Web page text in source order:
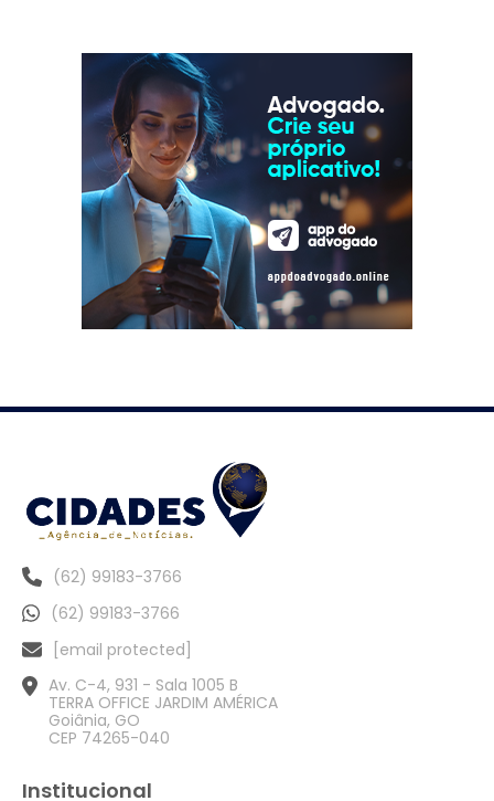
(62) 99183-3766
(62) 99183-3766
[email protected]
Av. C-4, 931 - Sala 1005 B
TERRA OFFICE JARDIM AMÉRICA
Goiânia, GO
CEP 74265-040
Institucional